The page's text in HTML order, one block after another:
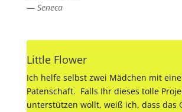
— Seneca
Little Flower
Ich helfe selbst zwei Mädchen mit
Patenschaft. Falls Ihr dieses tolle
unterstützen wollt, weiß ich, dass das